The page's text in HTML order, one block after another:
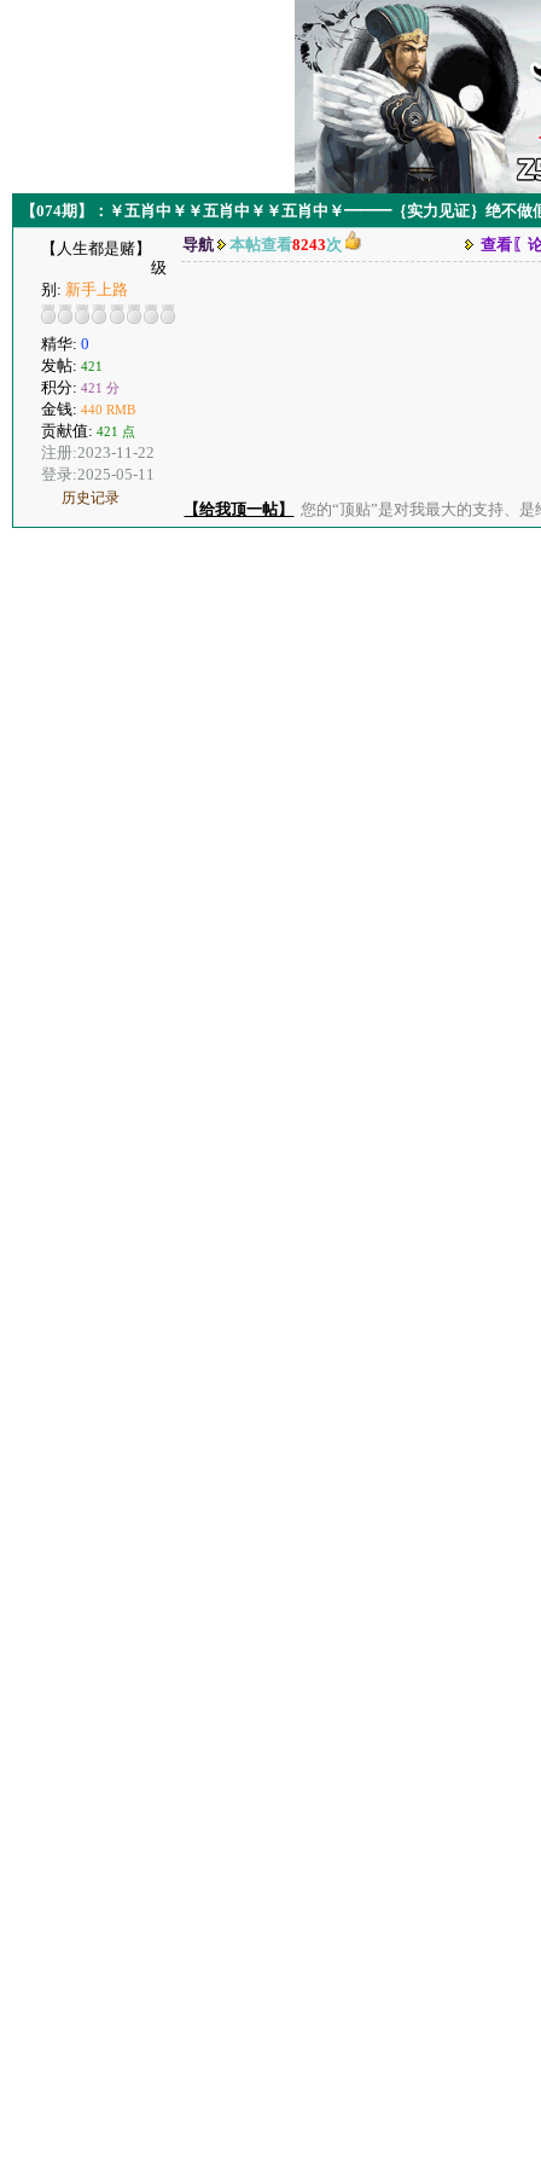
【074期】：￥五肖中￥￥五肖中￥￥五肖中￥━━━｛实力见证｝绝不做
【人生都是赌】
级
别: 新手上路
精华: 0
发帖: 421
积分: 421 分
金钱: 440 RMB
贡献值: 421 点
注册:2023-11-22
登录:2025-05-11
历史记录
导航 本帖查看8243次 查看〖
【给我顶一帖】 您的“顶贴”是对我最大的支持、